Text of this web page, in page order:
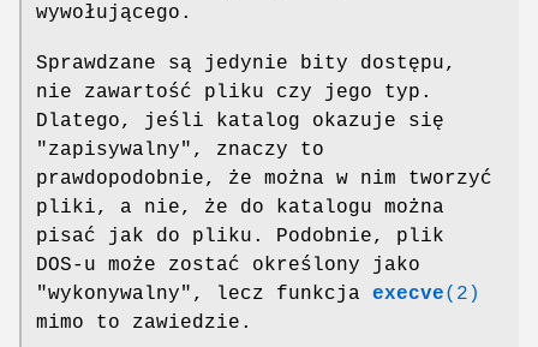
wywołującego.
Sprawdzane są jedynie bity dostępu,
nie zawartość pliku czy jego typ.
Dlatego, jeśli katalog okazuje się
"zapisywalny", znaczy to
prawdopodobnie, że można w nim tworzyć
pliki, a nie, że do katalogu można
pisać jak do pliku. Podobnie, plik
DOS-u może zostać określony jako
"wykonywalny", lecz funkcja execve(2)
mimo to zawiedzie.